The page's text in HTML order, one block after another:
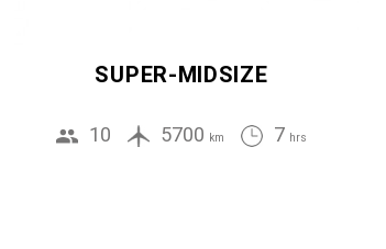
SUPER-MIDSIZE
10 5700 km 7 hrs